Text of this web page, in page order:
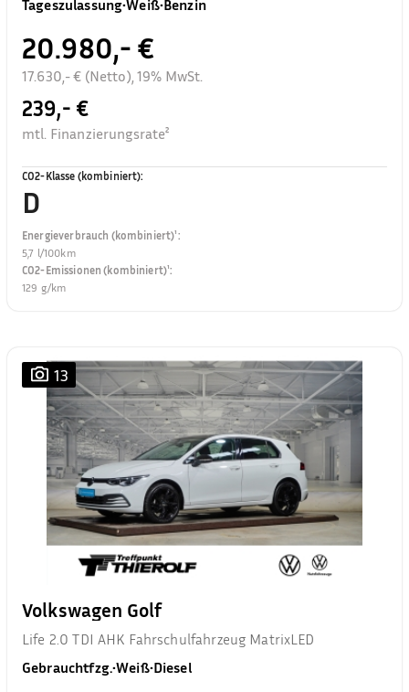
Tageszulassung•Weiß•Benzin
20.980,- €
17.630,- € (Netto), 19% MwSt.
239,- €
mtl. Finanzierungsrate²
CO2-Klasse (kombiniert):
D
Energieverbrauch (kombiniert)¹:
5,7 l/100km
CO2-Emissionen (kombiniert)¹:
129 g/km
13
Volkswagen Golf
Life 2.0 TDI AHK Fahrschulfahrzeug MatrixLED
Gebrauchtfzg.•Weiß•Diesel